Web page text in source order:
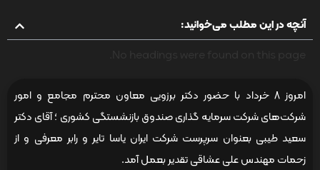
آنچه در این مطلب می‌خوانید:
امروز 8 خرداد با حضور دکتر برزویی معاون محترم مجامع و امور
شرکت‌های شرکت سرمایه گذاری صندوق بازنشستگی کشوری ؛ آقای دکتر
سعید طیبی بعنوان سرپرست شرکت ایران یاسا تایر و رابر معرفی و از
زحمات مهندس علی عشاقی تقدیر بعمل آمد.